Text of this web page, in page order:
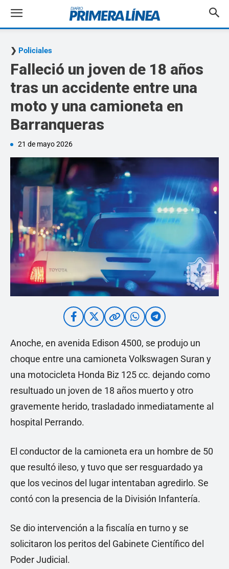
Policiales
Falleció un joven de 18 años
tras un accidente entre una
moto y una camioneta en
Barranqueras
21 de mayo 2026
Anoche, en avenida Edison 4500, se produjo un
choque entre una camioneta Volkswagen Suran y
una motocicleta Honda Biz 125 cc. dejando como
resultuado un joven de 18 años muerto y otro
gravemente herido, trasladado inmediatamente al
hospital Perrando.
El conductor de la camioneta era un hombre de 50
que resultó ileso, y tuvo que ser resguardado ya
que los vecinos del lugar intentaban agredirlo. Se
contó con la presencia de la División Infantería.
Se dio intervención a la fiscalía en turno y se
solicitaron los peritos del Gabinete Científico del
Poder Judicial.